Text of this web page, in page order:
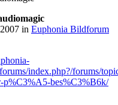
in Euphonia Bildforum
index.php?/forums/
p%C3%A5-bes%C3%B6k/